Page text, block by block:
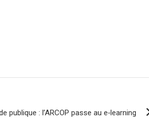
publique : l’ARCOP passe au e‑learning